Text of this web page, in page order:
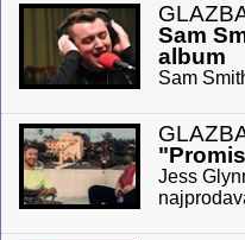
Sam
album
Sam
Jess